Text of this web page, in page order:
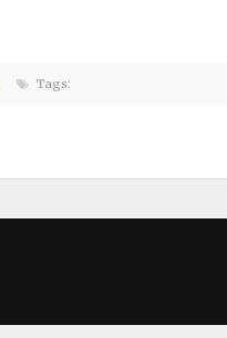
Tags: